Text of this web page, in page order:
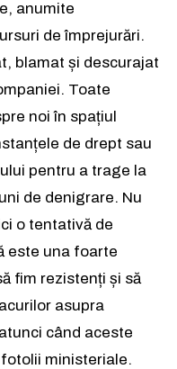
anumite
de împrejurări.
blamat și descurajat
Toate
noi în spațiul
de drept sau
pentru a trage la
de denigrare. Nu
o tentativă de
este una foarte
fim rezistenți și să
asupra
când aceste
ministeriale.